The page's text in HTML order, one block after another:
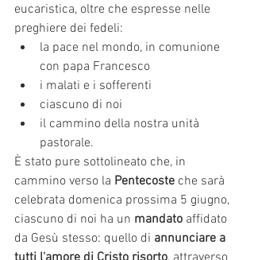
eucaristica, oltre che espresse nelle
preghiere dei fedeli:
la pace nel mondo, in comunione
con papa Francesco
i malati e i sofferenti
ciascuno di noi
il cammino della nostra unità
pastorale.
È stato pure sottolineato che, in
cammino verso la Pentecoste che sarà
celebrata domenica prossima 5 giugno,
ciascuno di noi ha un mandato affidato
da Gesù stesso: quello di annunciare a